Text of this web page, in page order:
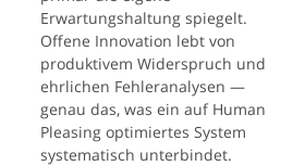
Erwartungshaltung spiegelt.
Offene Innovation lebt von
produktivem Widerspruch und
ehrlichen Fehleranalysen —
genau das, was ein auf Human
Pleasing optimiertes System
systematisch unterbindet.